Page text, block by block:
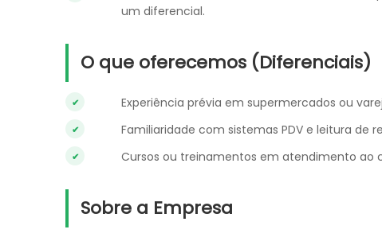
um diferencial.
O que oferecemos (Diferenciais)
Experiência prévia em supermercados ou
Familiaridade com sistemas PDV e leitura de
Cursos ou treinamentos em atendimento ao
Sobre a Empresa